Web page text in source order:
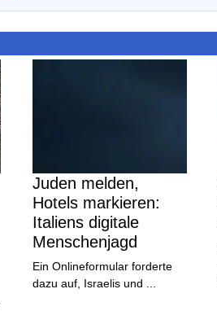
Juden melden,
Hotels markieren:
Italiens digitale
Menschenjagd
Ein Onlineformular forderte
dazu auf, Israelis und ...